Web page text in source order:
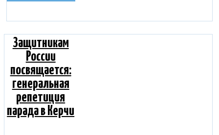
Защитникам
России
посвящается:
генеральная
репетиция
парада в Керчи